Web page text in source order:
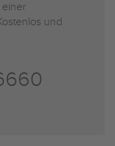
einer
und